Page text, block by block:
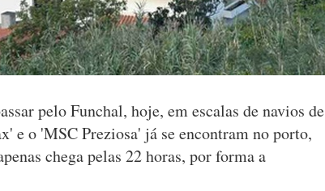
pelo Funchal, hoje, em escalas de navios de
e o 'MSC Preziosa' já se encontram no porto,
chega pelas 22 horas, por forma a